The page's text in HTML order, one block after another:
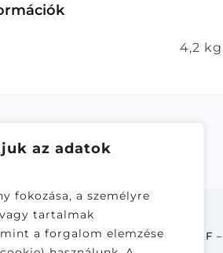
az adatok
fokozása, a személyre
tartalmak
a forgalom elemzése
4,2 kg
ÁSZF –